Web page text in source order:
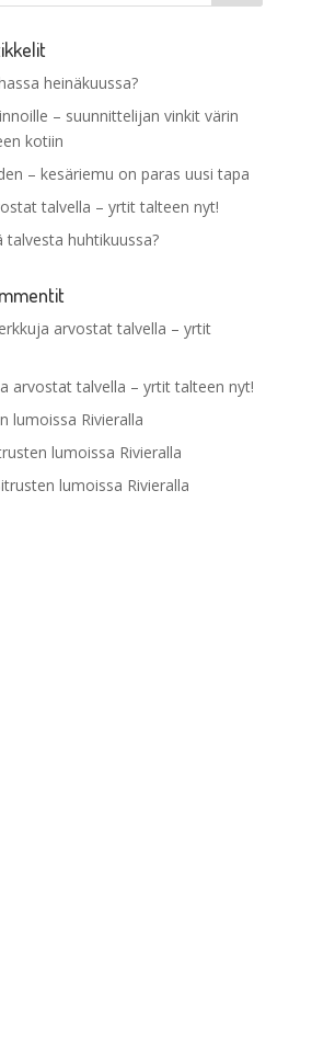
heinäkuussa?
– suunnittelijan vinkit värin
kotiin
– kesäriemu on paras uusi tapa
talvella – yrtit talteen nyt!
talvesta huhtikuussa?
arvostat talvella – yrtit
arvostat talvella – yrtit talteen nyt!
lumoissa Rivieralla
lumoissa Rivieralla
lumoissa Rivieralla